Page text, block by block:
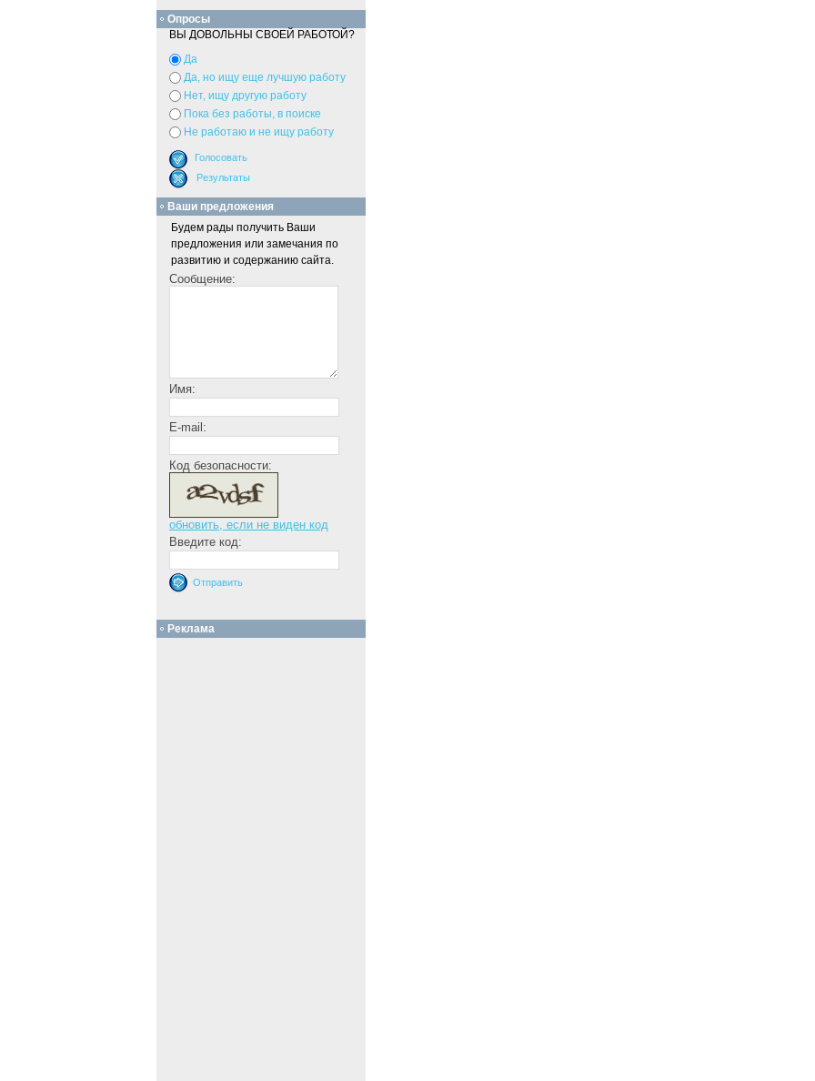
Опросы
ВЫ ДОВОЛЬНЫ СВОЕЙ РАБОТОЙ?
Да
Да, но ищу еще лучшую работу
Нет, ищу другую работу
Пока без работы, в поиске
Не работаю и не ищу работу
Ваши предложения
Будем рады получить Ваши
предложения или замечания по
развитию и содержанию сайта.
Сообщение:
Имя:
E-mail:
Код безопасности:
обновить, если не виден код
Введите код:
Реклама